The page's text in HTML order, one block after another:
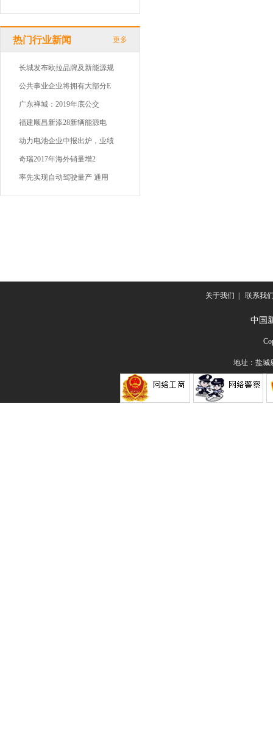
热门行业新闻 更多
长城发布欧拉品牌及新能源规
公共事业企业将拥有大部分E
广东禅城：2019年底公交
福建顺昌新添28新辆能源电
动力电池企业中报出炉，业绩
奇瑞2017年海外销量增2
率先实现自动驾驶量产 通用
关于我们 联系我
中国
地址：盐城